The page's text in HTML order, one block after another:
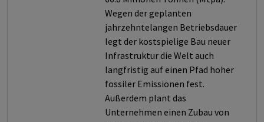
Wegen der geplanten
jahrzehntelangen Betriebsdauer
legt der kostspielige Bau neuer
Infrastruktur die Welt auch
langfristig auf einen Pfad hoher
fossiler Emissionen fest.
Außerdem plant das
Unternehmen einen Zubau von